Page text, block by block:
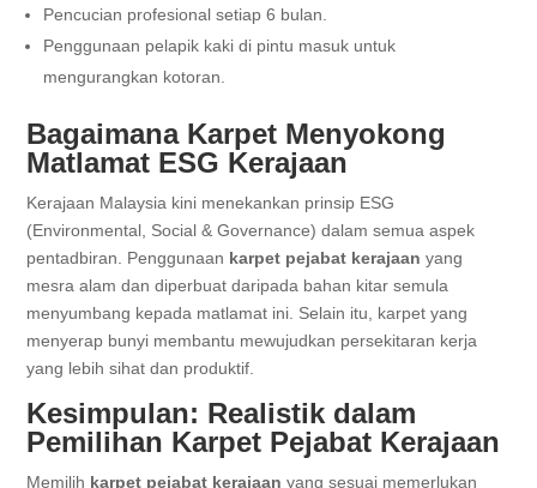
Pencucian profesional setiap 6 bulan.
Penggunaan pelapik kaki di pintu masuk untuk
mengurangkan kotoran.
Bagaimana Karpet Menyokong
Matlamat ESG Kerajaan
Kerajaan Malaysia kini menekankan prinsip ESG
(Environmental, Social & Governance) dalam semua aspek
pentadbiran. Penggunaan karpet pejabat kerajaan yang
mesra alam dan diperbuat daripada bahan kitar semula
menyumbang kepada matlamat ini. Selain itu, karpet yang
menyerap bunyi membantu mewujudkan persekitaran kerja
yang lebih sihat dan produktif.
Kesimpulan: Realistik dalam
Pemilihan Karpet Pejabat Kerajaan
Memilih karpet pejabat kerajaan yang sesuai memerlukan